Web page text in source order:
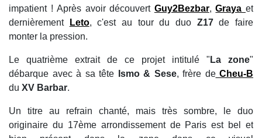
impatient ! Après avoir découvert Guy2Bezbar,Grayaet
dernièrement
Leto, c'est au tour du duo Z17de faire
monter la pression.
Le quatrième extrait de ce projet intitulé " La zone"
débarque avec à sa tête Ismo & Sese, frère de Cheu-B
du XV Barbar.
Un titre au refrain chanté, mais très sombre, le duo
originaire du 17ème arrondissement de Paris est bel et